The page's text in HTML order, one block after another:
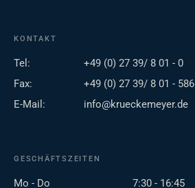
KONTAKT
Tel:
+49 (0) 27 39/ 8 01 - 0
Fax:
+49 (0) 27 39/ 8 01 - 586
E-Mail:
info@krueckemeyer.de
GESCHÄFTSZEITEN
Mo - Do
7:30 - 16:45